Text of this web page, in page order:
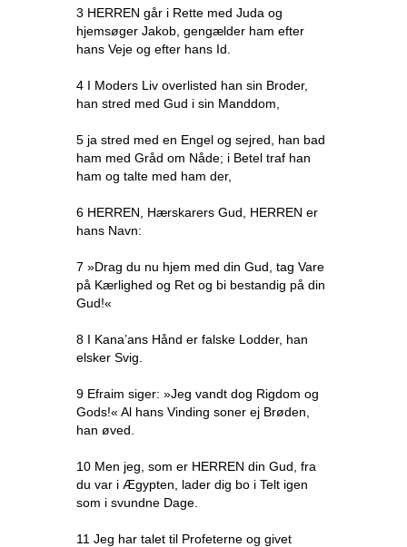
3 HERREN går i Rette med Juda og
hjemsøger Jakob, gengælder ham efter
hans Veje og efter hans Id.
4 I Moders Liv overlisted han sin Broder,
han stred med Gud i sin Manddom,
5 ja stred med en Engel og sejred, han bad
ham med Gråd om Nåde; i Betel traf han
ham og talte med ham der,
6 HERREN, Hærskarers Gud, HERREN er
hans Navn:
7 »Drag du nu hjem med din Gud, tag Vare
på Kærlighed og Ret og bi bestandig på din
Gud!«
8 I Kana’ans Hånd er falske Lodder, han
elsker Svig.
9 Efraim siger: »Jeg vandt dog Rigdom og
Gods!« Al hans Vinding soner ej Brøden,
han øved.
10 Men jeg, som er HERREN din Gud, fra
du var i Ægypten, lader dig bo i Telt igen
som i svundne Dage.
11 Jeg har talet til Profeterne og givet